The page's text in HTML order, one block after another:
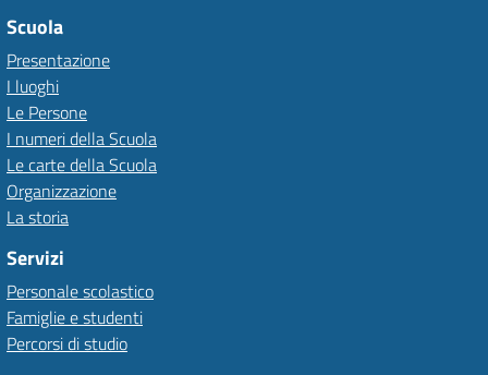
Scuola
Presentazione
I luoghi
Le Persone
I numeri della Scuola
Le carte della Scuola
Organizzazione
La storia
Servizi
Personale scolastico
Famiglie e studenti
Percorsi di studio